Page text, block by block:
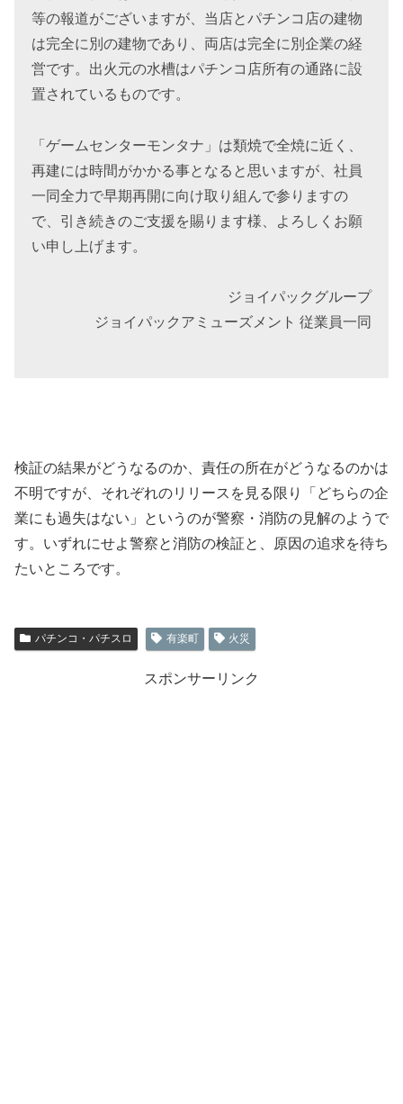
等の報道がございますが、当店とパチンコ店の建物
は完全に別の建物であり、両店は完全に別企業の経
営です。出火元の水槽はパチンコ店所有の通路に設
置されているものです。
「ゲームセンターモンタナ」は類焼で全焼に近く、
再建には時間がかかる事となると思いますが、社員
一同全力で早期再開に向け取り組んで参りますの
で、引き続きのご支援を賜ります様、よろしくお願
い申し上げます。
ジョイパックグループ
ジョイパックアミューズメント 従業員一同
検証の結果がどうなるのか、責任の所在がどうなるのかは
不明ですが、それぞれのリリースを見る限り「どちらの企
業にも過失はない」というのが警察・消防の見解のようで
す。いずれにせよ警察と消防の検証と、原因の追求を待ち
たいところです。
パチンコ・パチスロ 有楽町 火災
スポンサーリンク